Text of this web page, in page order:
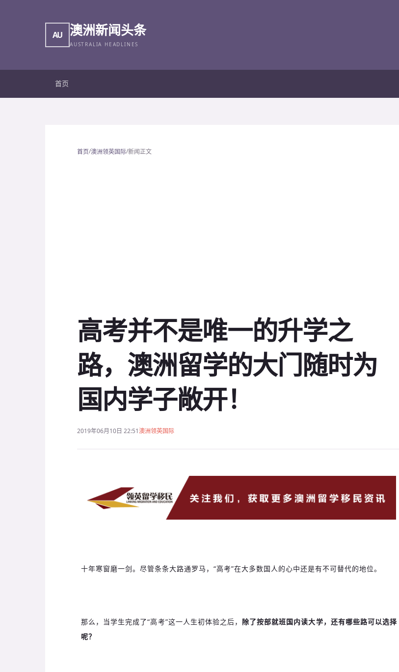
AU 澳洲新闻头条
AUSTRALIA HEADLINES
首页
首页/澳洲领英国际/新闻正文
高考并不是唯一的升学之
路，澳洲留学的大门随时为
国内学子敞开！
2019年06月10日 22:51澳洲领英国际
十年寒窗磨一剑。尽管条条大路通罗马， “高考”在大多数国人的心中还是有不可替代的地位。
那么，当学生完成了“高考”这一人生初体验之后， 除了按部就班国内读大学， 还有哪些路可以选择
呢？